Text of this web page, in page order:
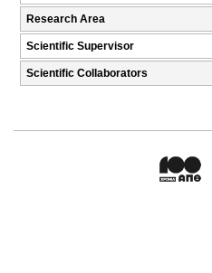
Research Area
Scientific Supervisor
Scientific Collaborators